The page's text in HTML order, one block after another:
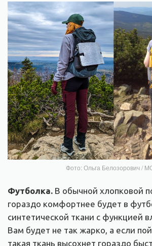
Фото: Ольга Белозорович /
Футболка. В обычной хлопковой
гораздо комфортнее будет в
синтетической ткани с функцией
Вам будет не так жарко, а если
такая ткань высохнет гораздо